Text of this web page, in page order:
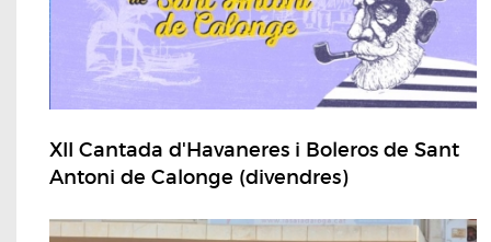
XII Cantada d'Havaneres i Boleros de Sant
Antoni de Calonge (divendres)